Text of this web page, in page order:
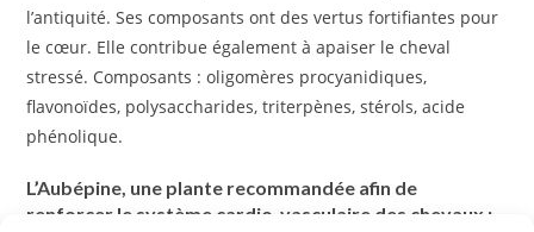
l’antiquité. Ses composants ont des vertus fortifiantes pour
le cœur. Elle contribue également à apaiser le cheval
stressé. Composants : oligomères procyanidiques,
flavonoïdes, polysaccharides, triterpènes, stérols, acide
phénolique.
L’Aubépine, une plante recommandée afin de
renforcer le système cardio-vasculaire des chevaux :